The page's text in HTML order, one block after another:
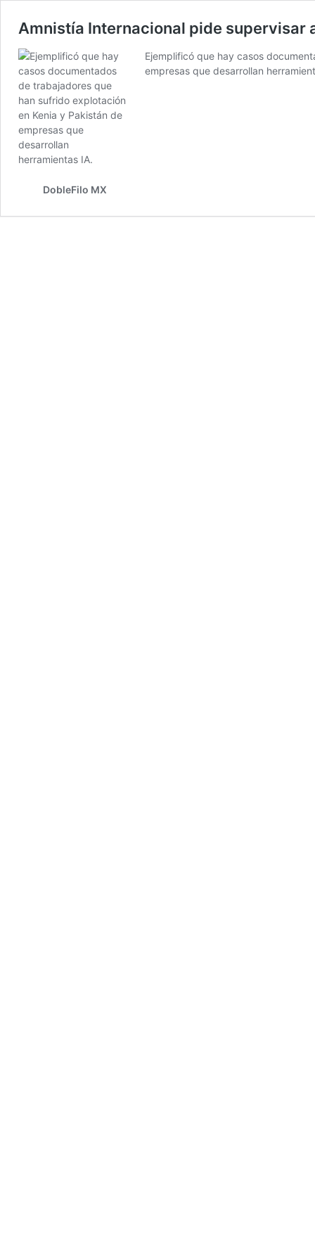
Amnistía Internacional pide supervisar
Ejemplificó que hay casos
empresas que desarrollan
DobleFilo MX